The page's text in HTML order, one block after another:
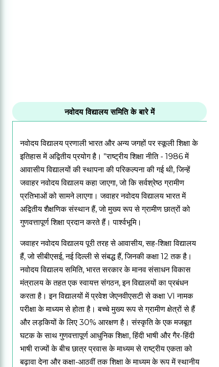
नवोदय विद्यालय समिति के बारे में
नवोदय विद्यालय प्रणाली भारत और अन्य जगहों पर स्कूली शिक्षा के
इतिहास में अद्वितीय प्रयोग है। "राष्ट्रीय शिक्षा नीति - 1986 में
आवासीय विद्यालयों की स्थापना की परिकल्पना की गई थी, जिन्हें
जवाहर नवोदय विद्यालय कहा जाएगा, जो कि सर्वश्रेष्ठ ग्रामीण
प्रतिभाओं को सामने लाएगा। जवाहर नवोदय विद्यालय भारत में
अद्वितीय शैक्षणिक संस्थान हैं, जो मुख्य रूप से ग्रामीण छात्रों को
गुणवत्तापूर्ण शिक्षा प्रदान करते हैं। पार्श्वभूमि।
जवाहर नवोदय विद्यालय पूरी तरह से आवासीय, सह-शिक्षा विद्यालय
हैं, जो सीबीएसई, नई दिल्ली से संबद्ध हैं, जिनकी कक्षा 12 तक है।
नवोदय विद्यालय समिति, भारत सरकार के मानव संसाधन विकास
मंत्रालय के तहत एक स्वायत्त संगठन, इन विद्यालयों का प्रबंधन
करता है।इन विद्यालयों में प्रवेश जेएनवीएसटी से कक्षा VI नामक
परीक्षा के माध्यम से होता है।बच्चे मुख्य रूप से ग्रामीण क्षेत्रों से हैं
और लड़कियों के लिए 30% आरक्षण है।संस्कृति के एक मजबूत
घटक के साथ गुणवत्तापूर्ण आधुनिक शिक्षा, हिंदी भाषी और गैर-हिंदी
भाषी राज्यों के बीच छात्र प्रवास के माध्यम से राष्ट्रीय एकता को
बढ़ावा देना और कक्षा-आठवीं तक शिक्षा के माध्यम के रूप में स्थानीय